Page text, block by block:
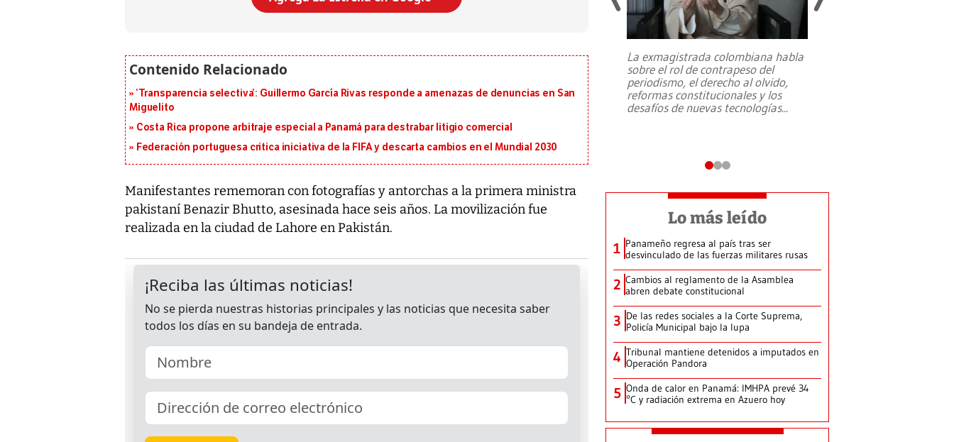
‘Transparencia selectiva’: Guillermo García Rivas responde a amenazas de denuncias en San
Miguelito
Costa Rica propone arbitraje especial a Panamá para destrabar litigio comercial
Federación portuguesa critica iniciativa de la FIFA y descarta cambios en el Mundial 2030
Manifestantes rememoran con fotografías y antorchas a la primera ministra
pakistaní Benazir Bhutto, asesinada hace seis años. La movilización fue
realizada en la ciudad de Lahore en Pakistán.
al sur de Japón, provocando una
La exmagistrada colombiana habla
sobre el rol de contrapeso del
periodismo, el derecho al olvido,
reformas constitucionales y los
desafíos de nuevas tecnologías...
Lo más leído
1 Panameño regresa al país tras ser
desvinculado de las fuerzas militares rusas
2 Cambios al reglamento de la Asamblea
abren debate constitucional
3 De las redes sociales a la Corte Suprema,
Policía Municipal bajo la lupa
4 Tribunal mantiene detenidos a imputados en
Operación Pandora
5 Onda de calor en Panamá: IMHPA prevé 34
°C y radiación extrema en Azuero hoy